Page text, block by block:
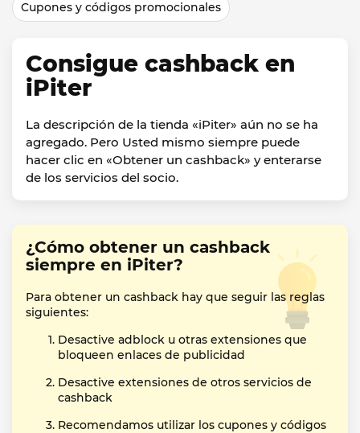
Cupones y códigos promocionales
Consigue cashback en
iPiter
La descripción de la tienda «iPiter» aún no se ha
agregado. Pero Usted mismo siempre puede
hacer clic en «Obtener un cashback» y enterarse
de los servicios del socio.
¿Cómo obtener un cashback
siempre en iPiter?
Para obtener un cashback hay que seguir las reglas
siguientes:
Desactive adblock u otras extensiones que
bloqueen enlaces de publicidad
Desactive extensiones de otros servicios de
cashback
Recomendamos utilizar los cupones y códigos